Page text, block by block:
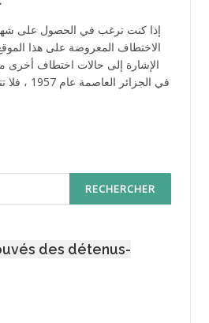
إذا كنت ترغب في الحصول على
الاختطاف المعروضة على هذا
الإشارة إلى حالات اختطاف
في
des détenus-